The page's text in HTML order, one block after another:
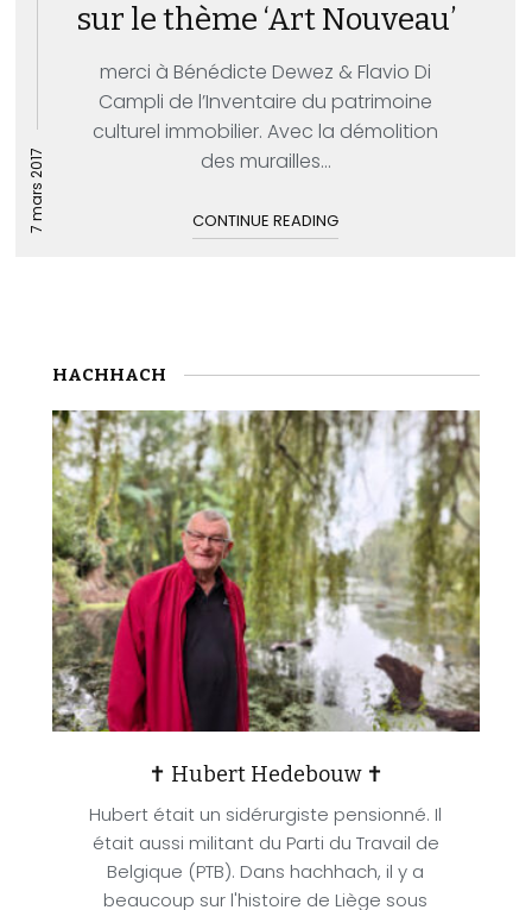
7 mars 2017
sur le thème ‘Art Nouveau’
merci à Bénédicte Dewez & Flavio Di
Campli de l’Inventaire du patrimoine
culturel immobilier. Avec la démolition
des murailles...
CONTINUE READING
HACHHACH
✝ Hubert Hedebouw ✝
Hubert était un sidérurgiste pensionné. Il
était aussi militant du Parti du Travail de
Belgique (PTB). Dans hachhach, il y a
beaucoup sur l'histoire de Liège sous